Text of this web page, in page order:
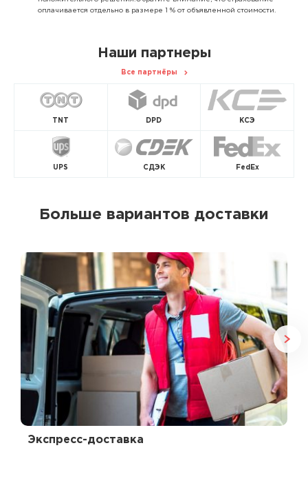
оплачивается отдельно в размере 1 % от объявленной стоимости.
Наши партнеры
Все партнёры
TNT DPD КСЭ
UPS СДЭК FedEx
Больше вариантов доставки
Экспресс-доставка